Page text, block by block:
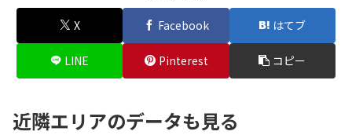
X Facebook はてブ
LINE Pinterest コピー
近隣エリアのデータも見る